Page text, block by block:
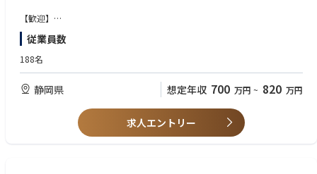
数値管理に基づいた解析・レクチャー 等
組織のレベルアップを牽引する役割です。裾野（静岡）、富山、須賀川
（福島）の国内拠点、および中国拠点の司令塔として、グループ全体の製
造力を最大化させるミッションを担っていただきます。
【歓迎】
■工業高校卒、もしくは工学部系大卒
■冶金、金属加工の知識を有す方
従業員数
188名
静岡県 想定年収 700 万円 ~ 820 万円
求人エントリー